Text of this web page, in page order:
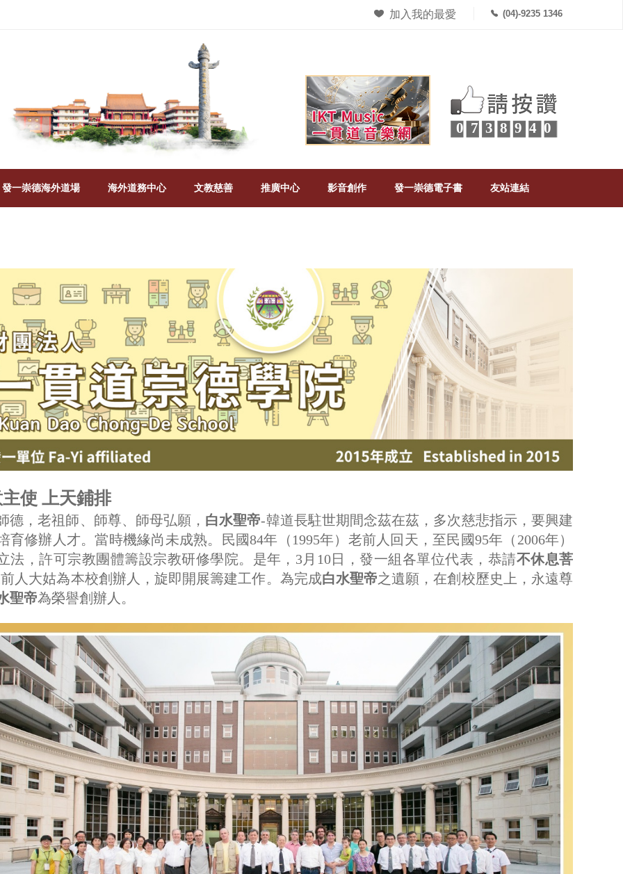
加入我的最愛 (04)-9235 1346
0738940
發一崇德海外道場 海外道務中心 文教慈善 推廣中心 影音創作 發一崇德電子書 友站連結
使 上天鋪排
德，老祖師、師尊、師母弘願， 白水聖帝-韓道長駐世期間念茲在茲，多次慈悲指示，要興建
育修辦人才。當時機緣尚未成熟。民國84年（1995年）老前人回天，至民國95年（2006年）
法，許可宗教團體籌設宗教研修學院。是年，3月10日，發一組各單位代表，恭請不休息菩
人大姑為本校創辦人，旋即開展籌建工作。為完成白水聖帝之遺願，在創校歷史上，永遠尊
聖帝為榮譽創辦人。